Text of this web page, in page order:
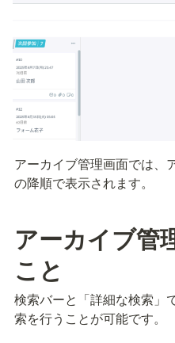
アーカイブ管理画面では、
の降順で表示されます。
アーカイブ管
こと
検索バーと「詳細な検索」
索を行うことが可能です。